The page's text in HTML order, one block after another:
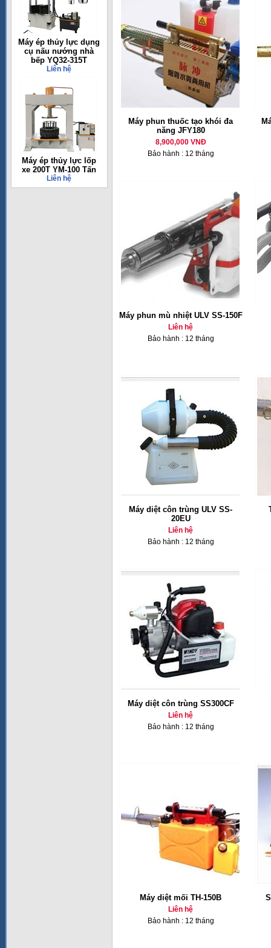
Máy ép thủy lực dụng
cụ nấu nướng nhà
bếp YQ32-315T
Liên hệ
Máy ép thủy lực lốp
xe 200T YM-100 Tấn
Liên hệ
Máy phun thuốc tạo khói đa
năng JFY180
8,900,000 VNĐ
Bảo hành : 12 tháng
Máy phun mù nhiệt ULV SS-150F
Liên hệ
Bảo hành : 12 tháng
Máy diệt côn trùng ULV SS-
20EU
Liên hệ
Bảo hành : 12 tháng
Máy diệt côn trùng SS300CF
Liên hệ
Bảo hành : 12 tháng
Máy diệt mối TH-150B
Liên hệ
Bảo hành : 12 tháng